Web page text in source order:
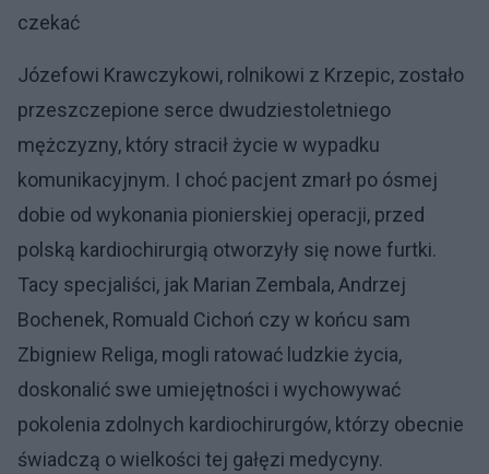
czekać
Józefowi Krawczykowi, rolnikowi z Krzepic, zostało
przeszczepione serce dwudziestoletniego
mężczyzny, który stracił życie w wypadku
komunikacyjnym. I choć pacjent zmarł po ósmej
dobie od wykonania pionierskiej operacji, przed
polską kardiochirurgią otworzyły się nowe furtki.
Tacy specjaliści, jak Marian Zembala, Andrzej
Bochenek, Romuald Cichoń czy w końcu sam
Zbigniew Religa, mogli ratować ludzkie życia,
doskonalić swe umiejętności i wychowywać
pokolenia zdolnych kardiochirurgów, którzy obecnie
świadczą o wielkości tej gałęzi medycyny.